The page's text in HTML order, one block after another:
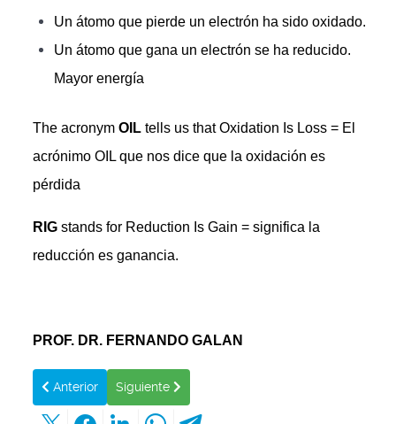
Un átomo que pierde un electrón ha sido oxidado.
Un átomo que gana un electrón se ha reducido.
Mayor energía
The acronym OIL tells us that Oxidation Is Loss = El
acrónimo OIL que nos dice que la oxidación es
pérdida
RIG stands for Reduction Is Gain = significa la
reducción es ganancia.
PROF. DR. FERNANDO GALAN
Artículo anterior: MITOCONDRIA: LA ÚLTIMA ETAPA DE LA
Anterior Artículo siguiente: PRODUCCIÓN EN LA
Siguiente